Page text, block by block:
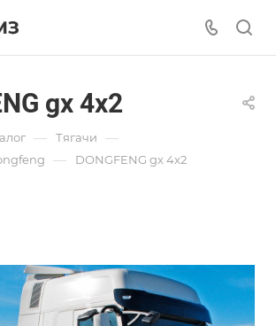
gx 4x2
— Тягачи —
— DONGFENG gx 4x2